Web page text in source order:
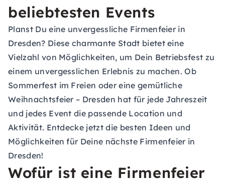
beliebtesten Events
Planst Du eine unvergessliche Firmenfeier in
Dresden? Diese charmante Stadt bietet eine
Vielzahl von Möglichkeiten, um Dein Betriebsfest zu
einem unvergesslichen Erlebnis zu machen. Ob
Sommerfest im Freien oder eine gemütliche
Weihnachtsfeier – Dresden hat für jede Jahreszeit
und jedes Event die passende Location und
Aktivität. Entdecke jetzt die besten Ideen und
Möglichkeiten für Deine nächste Firmenfeier in
Dresden!
Wofür ist eine Firmenfeier